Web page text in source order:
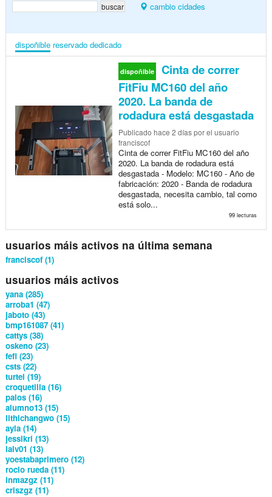
cambio cidades
dispoñible reservado dedicado
dispoñible
Cinta de correr
FitFiu MC160 del año
2020. La banda de
rodadura está desgastada
Publicado hace 2 díaspor el usuario
franciscof
Cinta de correr FitFiu MC160 del año
2020. La banda de rodadura está
desgastada - Modelo: MC160 - Año de
fabricación: 2020 - Banda de rodadura
desgastada, necesita cambio, tal como
está solo...
99 lecturas
usuarios máis activos na última semana
franciscof (1)
usuarios máis activos
yana (285)
arroba1 (47)
jaboto (43)
bmp161087 (41)
cattys (38)
oskeno (23)
fefi (23)
csts (22)
turtel (19)
croquetilla (16)
palos (16)
alumno13 (15)
lithichangwo (15)
ayla (14)
jessikri (13)
lalv01 (13)
yoestabaprimero (12)
rocio rueda (11)
inmazgz (11)
criszgz (11)